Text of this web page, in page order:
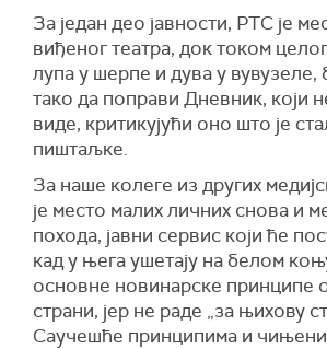
За један део јавности, РТС је
виђеног театра, док током
лупа у шерпе и дува у вувузеле,
тако да поправи Дневник, који
виде, критикујући оно што је
пиштаљке.
За наше колеге из других
је место малих личних снова и
похода, јавни сервис који ће
кад у њега ушетају на белом
основне новинарске принципе
страни, јер не раде „за њихову
Саучешће принципима и